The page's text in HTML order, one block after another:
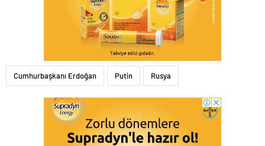
Cumhurbaşkanı Erdoğan Putin Rusya